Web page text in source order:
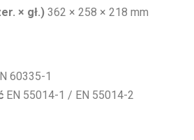
× gł.) 362 × 258 × 218 mm
60335-1
EN 55014-1 / EN 55014-2